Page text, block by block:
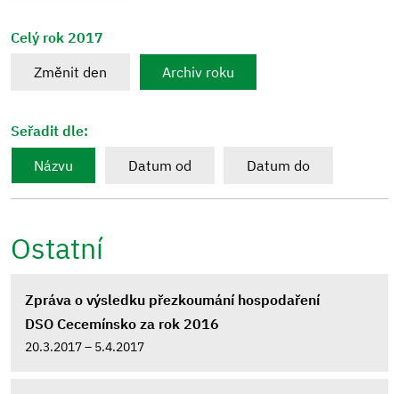
Celý rok 2017
Změnit den
Archiv roku
Seřadit dle:
Názvu
Datum od Datum do
Ostatní
Zpráva o výsledku přezkoumání hospodaření
DSO Cecemínsko za rok 2016
20.3.2017 – 5.4.2017